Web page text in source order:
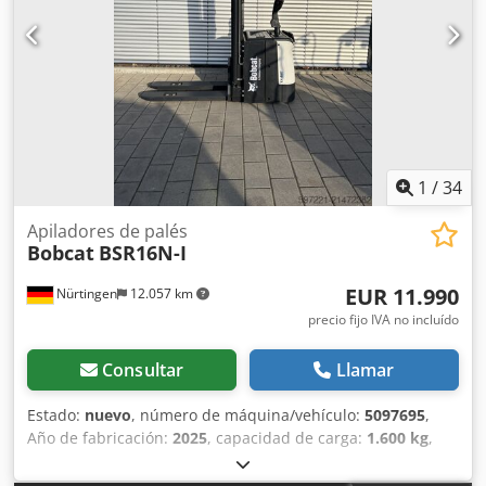
1 /34
Nürtingen 12.057 km
Apiladores de palés
Bobcat BSR16N-I
EUR 11.990
precio fijo IVA no incluído
Consultar Llamar
Estado: nuevo, número de máquina/vehículo: 5097695,
Año de fabricación: 2025, capacidad de carga: 1.600 kg,
4.620 mm, ascensor libre: